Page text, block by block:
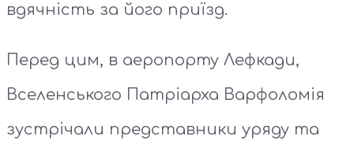
вдячність за його приїзд.
Перед цим, в аеропорту Лефкади,
Вселенського Патріарха Варфоломія
зустрічали представники уряду та